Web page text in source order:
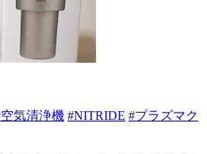
気清浄機 #NITRIDE #プラズマク